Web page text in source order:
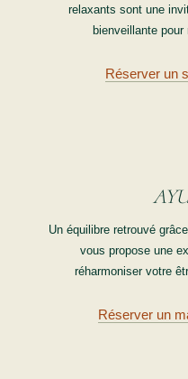
relaxants sont une
bienveillante
Réserver un
Un équilibre retrouvé
vous propose une
réharmoniser votre
Réserver un